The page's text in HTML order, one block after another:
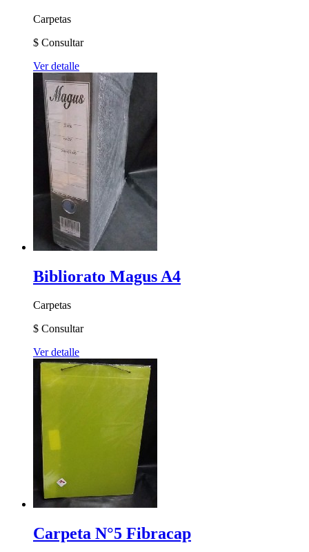
Carpetas
$ Consultar
Ver detalle
Bibliorato Magus A4
Carpetas
$ Consultar
Ver detalle
Carpeta N°5 Fibracap